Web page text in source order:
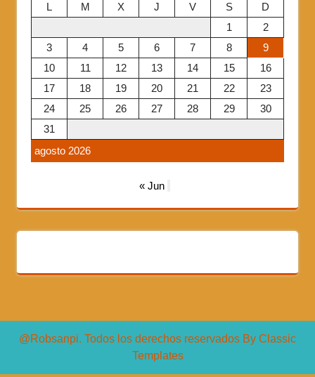
agosto 2026
L M X J V S
D
1
2
3
4 5 6 7 8
9
10
11 12 13 14 15
16
17
18 19 20 21 22
23
24
25 26 27 28 29
30
31
« Jun
@Robsanpi. Todos los derechos reservados By Classic
Templates